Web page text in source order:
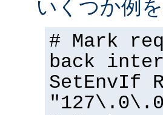
いくつか例
# Mark
back
SetEnvIf